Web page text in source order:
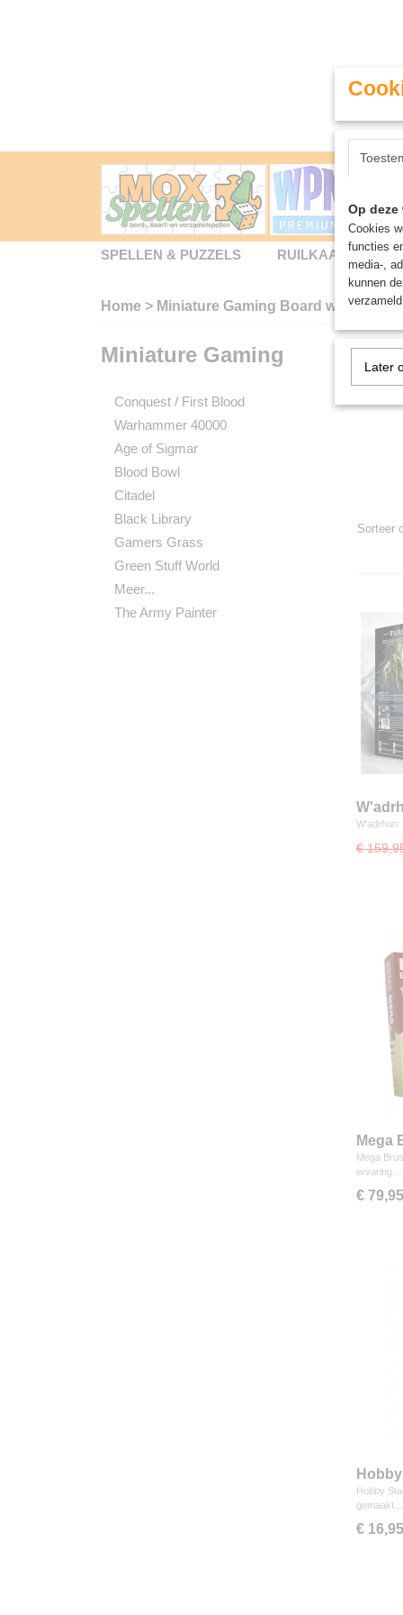
SPELLEN & PUZZELS RUILKAARTEN
Home > Miniature Gaming Board wargames
Miniature Gaming
Conquest / First Blood
Warhammer 40000
Age of Sigmar
Blood Bowl
Citadel
Black Library
Gamers Grass
Green Stuff World
Meer...
The Army Painter
Sorteer
W'adrhun:
€
Mega
Mega
ervaring…
€ 79,95
Hobby
gemaakt…
€ 16,95
Op
Cookies
functies
media-,
kunnen
Later